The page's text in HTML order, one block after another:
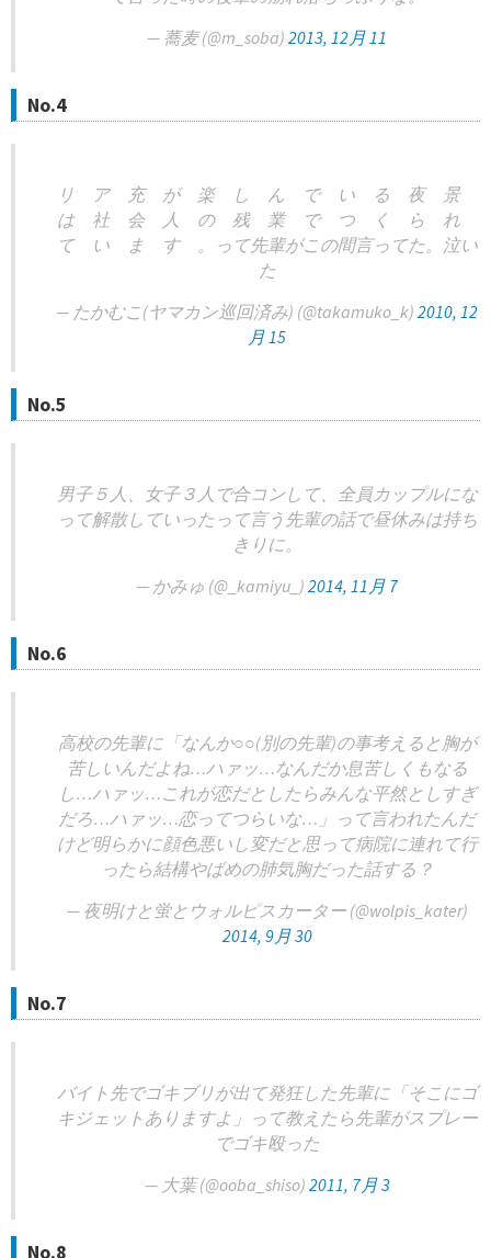
— 蕎麦 (@m_soba) 2013, 12月 11
No.4
リ ア 充 が 楽 し ん で い る 夜 景
は 社 会 人 の 残 業 で つ く ら れ
て い ま す 。って先輩がこの間言ってた。泣い
た
— たかむこ(ヤマカン巡回済み) (@takamuko_k) 2010, 12
月 15
No.5
男子５人、女子３人で合コンして、全員カップルにな
って解散していったって言う先輩の話で昼休みは持ち
きりに。
— かみゅ (@_kamiyu_) 2014, 11月 7
No.6
高校の先輩に「なんか○○(別の先輩)の事考えると胸が
苦しいんだよね…ハァッ…なんだか息苦しくもなる
し…ハァッ…これが恋だとしたらみんな平然としすぎ
だろ…ハァッ…恋ってつらいな…」って言われたんだ
けど明らかに顔色悪いし変だと思って病院に連れて行
ったら結構やばめの肺気胸だった話する？
— 夜明けと蛍とウォルピスカーター (@wolpis_kater)
2014, 9月 30
No.7
バイト先でゴキブリが出て発狂した先輩に「そこにゴ
キジェットありますよ」って教えたら先輩がスプレー
でゴキ殴った
— 大葉 (@ooba_shiso) 2011, 7月 3
No.8